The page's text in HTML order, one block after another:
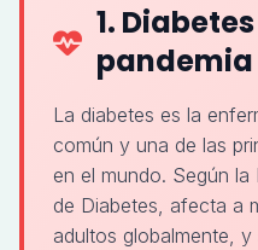
1.
La diabetes es la
común y una de las
en el mundo. Según
de Diabetes, afecta a
adultos globalmente,